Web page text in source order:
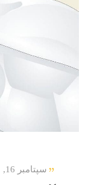
سپتامبر 16, 2021